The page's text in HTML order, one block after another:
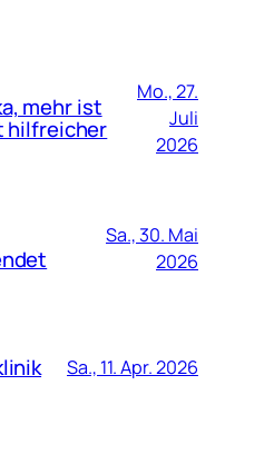
mehr ist
hilfreicher
Mo., 27.
Juli
2026
Sa., 30. Mai
2026
Sa., 11. Apr. 2026